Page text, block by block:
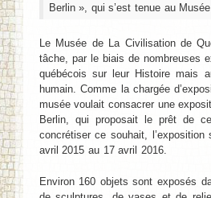
Berlin », qui s’est tenue au
Le Musée de La Civilisation de
tâche, par le biais de nombreuses
québécois sur leur Histoire mais
humain. Comme la chargée
musée voulait consacrer une
Berlin, qui proposait le prêt de
concrétiser ce souhait,
avril 2015 au 17 avril 2016.
Environ 160 objets sont exposés